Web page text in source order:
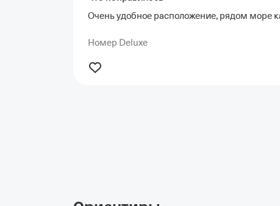
Очень удобное расположение, рядом море
Номер Deluxe